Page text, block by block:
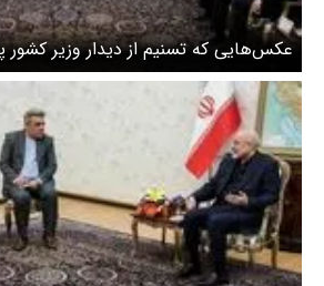
عکس‌هایی که تسنیم از دیدار وزیر کشور
قالیباف منتشر کرد